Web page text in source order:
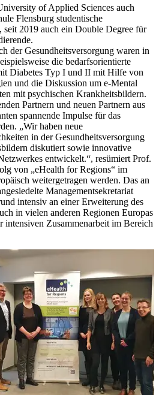
of Applied Sciences auch
Flensburg studentische
seit 2019 auch ein Double Degree für
der Gesundheitsversorgung waren in
die bedarfsorientierte
Diabetes Typ I und II mit Hilfe von
und die Diskussion um e-Mental
mit psychischen Krankheitsbildern.
Partnern und neuen Partnern aus
spannende Impulse für das
„Wir haben neue
in der Gesundheitsversorgung
diskutiert sowie innovative
entwickelt.“, resümiert Prof.
von „eHealth for Regions“ im
weitergetragen werden. Das an
Managementsekretariat
intensiv an einer Erweiterung des
in vielen anderen Regionen Europas
intensiven Zusammenarbeit im Bereich